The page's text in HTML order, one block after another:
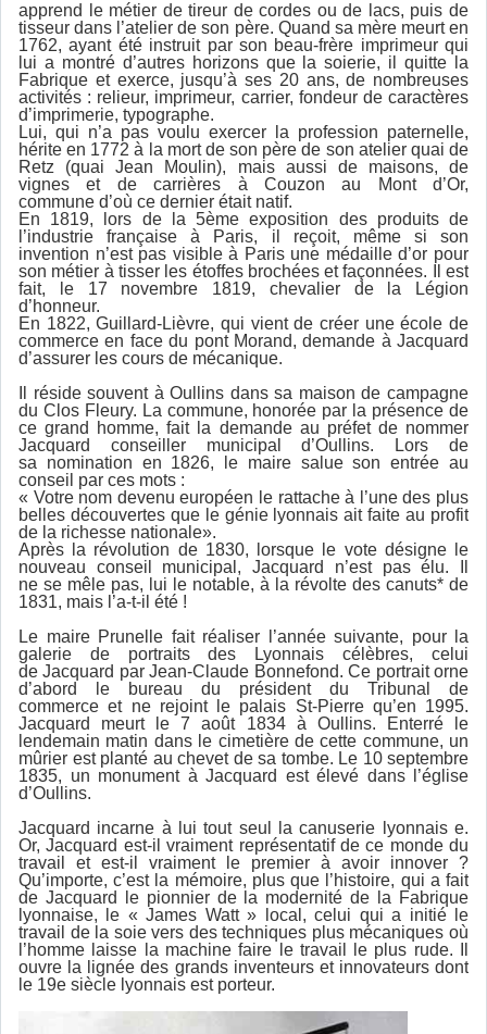
apprend le métier de tireur de cordes ou de lacs, puis de
tisseur dans l’atelier de son père. Quand sa mère meurt en
1762, ayant été instruit par son beau-frère imprimeur qui
lui a montré d’autres horizons que la soierie, il quitte la
Fabrique et exerce, jusqu’à ses 20 ans, de nombreuses
activités : relieur, imprimeur, carrier, fondeur de caractères
d’imprimerie, typographe.
Lui, qui n’a pas voulu exercer la profession paternelle,
hérite en 1772 à la mort de son père de son atelier quai de
Retz (quai Jean Moulin), mais aussi de maisons, de
vignes et de carrières à Couzon au Mont d’Or,
commune d’où ce dernier était natif.
En 1819, lors de la 5ème exposition des produits de
l’industrie française à Paris, il reçoit, même si son
invention n’est pas visible à Paris une médaille d’or pour
son métier à tisser les étoffes brochées et façonnées. Il est
fait, le 17 novembre 1819, chevalier de la Légion
d’honneur.
En 1822, Guillard-Lièvre, qui vient de créer une école de
commerce en face du pont Morand, demande à Jacquard
d’assurer les cours de mécanique.
Il réside souvent à Oullins dans sa maison de campagne
du Clos Fleury. La commune, honorée par la présence de
ce grand homme, fait la demande au préfet de nommer
Jacquard conseiller municipal d’Oullins. Lors de
sa nomination en 1826, le maire salue son entrée au
conseil par ces mots :
« Votre nom devenu européen le rattache à l’une des plus
belles découvertes que le génie lyonnais ait faite au profit
de la richesse nationale».
Après la révolution de 1830, lorsque le vote désigne le
nouveau conseil municipal, Jacquard n’est pas élu. Il
ne se mêle pas, lui le notable, à la révolte des canuts* de
1831, mais l’a-t-il été !
Le maire Prunelle fait réaliser l’année suivante, pour la
galerie de portraits des Lyonnais célèbres, celui
de Jacquard par Jean-Claude Bonnefond. Ce portrait orne
d’abord le bureau du président du Tribunal de
commerce et ne rejoint le palais St-Pierre qu’en 1995.
Jacquard meurt le 7 août 1834 à Oullins. Enterré le
lendemain matin dans le cimetière de cette commune, un
mûrier est planté au chevet de sa tombe. Le 10 septembre
1835, un monument à Jacquard est élevé dans l’église
d’Oullins.
Jacquard incarne à lui tout seul la canuserie lyonnais e.
Or, Jacquard est-il vraiment représentatif de ce monde du
travail et est-il vraiment le premier à avoir innover ?
Qu’importe, c’est la mémoire, plus que l’histoire, qui a fait
de Jacquard le pionnier de la modernité de la Fabrique
lyonnaise, le « James Watt » local, celui qui a initié le
travail de la soie vers des techniques plus mécaniques où
l’homme laisse la machine faire le travail le plus rude. Il
ouvre la lignée des grands inventeurs et innovateurs dont
le 19e siècle lyonnais est porteur.